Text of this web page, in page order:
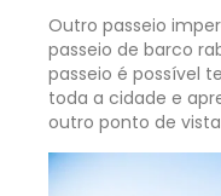
Outro passeio
passeio de barco
passeio é possível
toda a cidade e
outro ponto de